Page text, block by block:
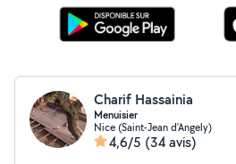
Charif Hassainia
Menuisier
Nice (Saint-Jean d'Angely)
4,6/5 (34 avis)